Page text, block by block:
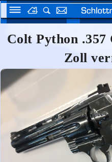
Colt Python .357
Zoll